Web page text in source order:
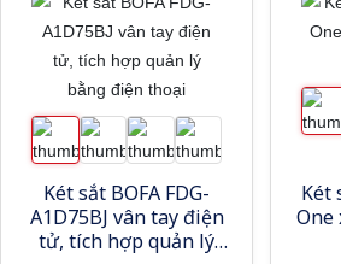
Két sắt BOFA FDG-
A1D75BJ vân tay điện
tử, tích hợp quản lý
Két
One